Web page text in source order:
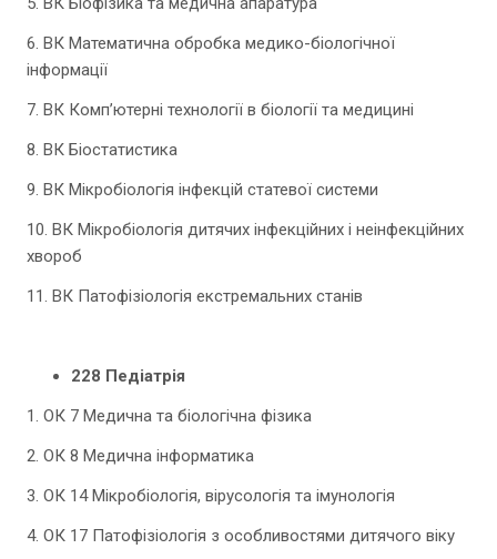
6. ВК Математична обробка медико-біологічної
інформації
7. ВК Комп’ютерні технології в біології та медицині
8. ВК Біостатистика
9. ВК Мікробіологія інфекцій статевої системи
10. ВК Мікробіологія дитячих інфекційних і неінфекційних
хвороб
11. ВК Патофізіологія екстремальних станів
228 Педіатрія
1. ОК 7 Медична та біологічна фізика
2. ОК 8 Медична інформатика
3. ОК 14 Мікробіологія, вірусологія та імунологія
4. ОК 17 Патофізіологія з особливостями дитячого віку